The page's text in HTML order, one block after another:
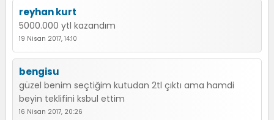
reyhan kurt
5000.000 ytl kazandım
19 Nisan 2017, 14:10
bengisu
güzel benim seçtiğim kutudan 2tl çıktı ama hamdi
beyin teklifini ksbul ettim
16 Nisan 2017, 20:26